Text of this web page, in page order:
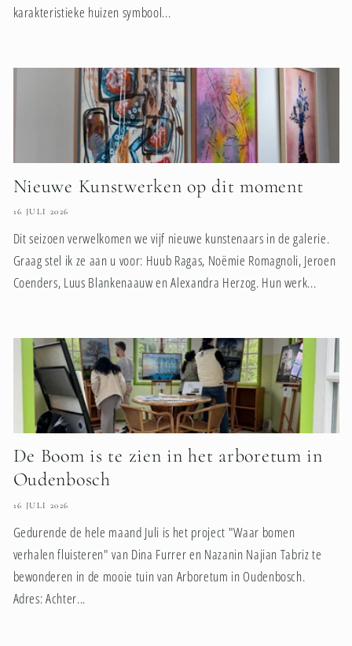
karakteristieke huizen symbool...
Nieuwe Kunstwerken op dit moment
16 JULI 2026
Dit seizoen verwelkomen we vijf nieuwe kunstenaars in de galerie.
Graag stel ik ze aan u voor: Huub Ragas, Noëmie Romagnoli, Jeroen
Coenders, Luus Blankenaauw en Alexandra Herzog. Hun werk...
De Boom is te zien in het arboretum in
Oudenbosch
16 JULI 2026
Gedurende de hele maand Juli is het project "Waar bomen
verhalen fluisteren" van Dina Furrer en Nazanin Najian Tabriz te
bewonderen in de mooie tuin van Arboretum in Oudenbosch.
Adres: Achter...